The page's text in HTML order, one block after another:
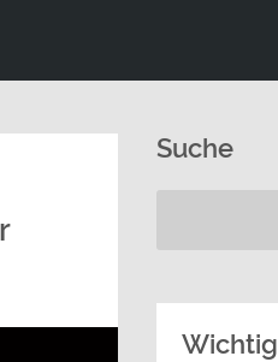
Pfeiltasten
Suche